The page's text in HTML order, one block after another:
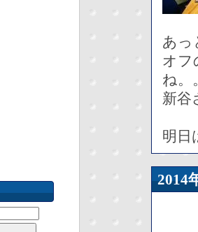
あっ
オフ
ね。
新谷
明日